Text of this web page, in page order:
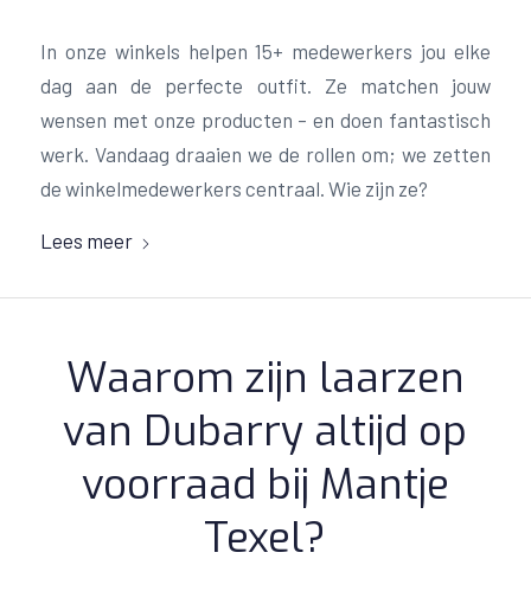
In onze winkels helpen 15+ medewerkers jou elke
dag aan de perfecte outfit. Ze matchen jouw
wensen met onze producten – en doen fantastisch
werk. Vandaag draaien we de rollen om; we zetten
de winkelmedewerkers centraal. Wie zijn ze?
Lees meer
Waarom zijn laarzen
van Dubarry altijd op
voorraad bij Mantje
Texel?